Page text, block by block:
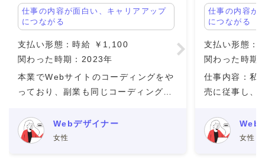
仕事の内容が面白い、キャリアアップ
につながる
支払い形態：時給 ￥1,100
関わった時期：2023年
本業でWebサイトのコーディングをや
っており、副業も同じコーディングの
合わせになるが、とても話しやすくて
疑問に思ったことを聞いても快く聞い
Webデザイナー
女性
仕事の内容が
につながる
支払い形態：
関わった時期
仕事内容：私
売に従事し、
す。 働く人
しい仲間です
Web
女性